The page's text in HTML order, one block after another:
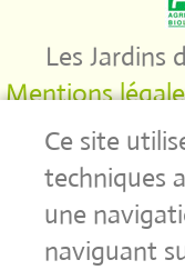
Les Jardins
Mentions
Ventes|
© Copyright
Ce site
techniques
une
naviguant